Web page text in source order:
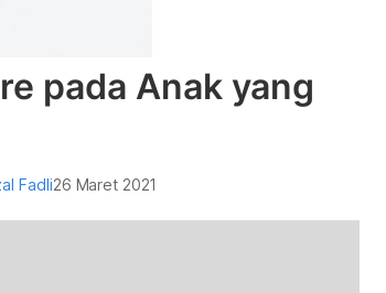
pada Anak yang
Fadli26 Maret 2021